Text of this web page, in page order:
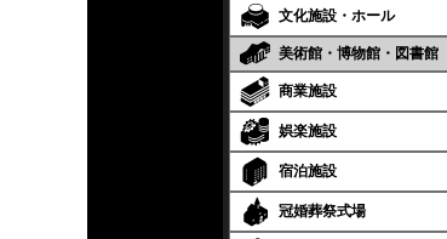
文化施設・ホール
美術館・博物館・図書館
商業施設
娯楽施設
宿泊施設
冠婚葬祭式場